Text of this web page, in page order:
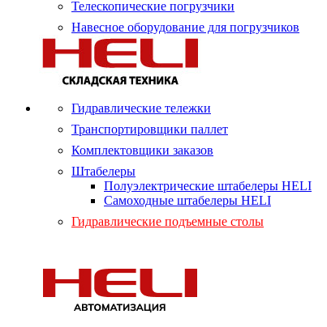
Телескопические погрузчики
Навесное оборудование для погрузчиков
Гидравлические тележки
Транспортировщики паллет
Комплектовщики заказов
Штабелеры
Полуэлектрические штабелеры HELI
Самоходные штабелеры HELI
Гидравлические подъемные столы